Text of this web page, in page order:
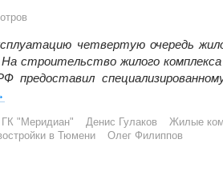
четвертую очередь
строительство жилого
Тюмени ввели в эксплуатацию
ГК "Меридиан" Денис Гулаков
Жилые
в Тюмени Олег Филиппов